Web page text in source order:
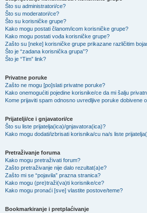
Što su administratori/ce?
Što su moderatori/ce?
Što su korisničke grupe?
Kako mogu postati članom/icom korisničke grupe?
Kako mogu postati vođa korisničke grupe?
Zašto su [neke] korisničke grupe prikazane različitim
Što je “zadana korisnička grupa”?
Što je “Tim” link?
Privatne poruke
Zašto ne mogu [po]slati privatne poruke?
Kako onemogućiti pojedine korisnike/ce da mi šalju
Kome prijaviti spam odnosno uvredljive poruke dobivene
Prijatelji/ce i gnjavatori/ce
Što su liste prijatelja(ica)/gnjavatora(ica)?
Kako mogu dodati/izbrisati korisnika/cu na/s liste
Pretraživanje foruma
Kako mogu pretraživati forum?
Zašto pretraživanje nije dalo rezultat(a)e?
Zašto mi se “pojavila” prazna stranica?
Kako mogu (pre)traži(va)ti korisnike/ce?
Kako mogu pronaći [sve] vlastite postove/teme?
Bookmarkiranje i pretplaćivanje